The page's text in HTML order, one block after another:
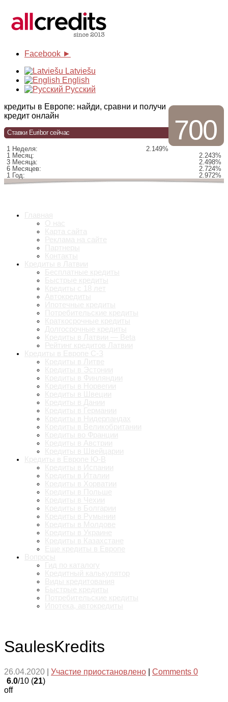
Facebook ►
Latviešu
English
Русский
700
кредиты в Европе: найди, сравни и получи
кредит онлайн
Ставки Euribor сейчас
1 Неделя:
2.149%
1 Месяц:
2.243%
3 Месяца:
2.498%
6 Месяцев:
2.724%
1 Год:
2.972%
SaulesKredits
26.04.2020 Участие приостановлено
Comments 0
6.0/10 (21)
off